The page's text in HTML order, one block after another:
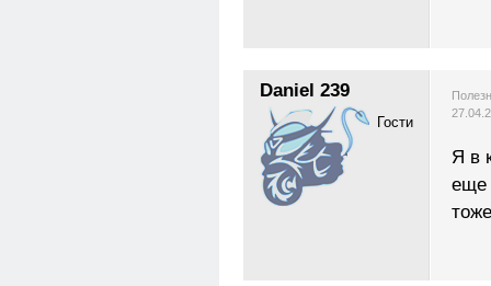
Daniel 239
Гости
Я в
еще